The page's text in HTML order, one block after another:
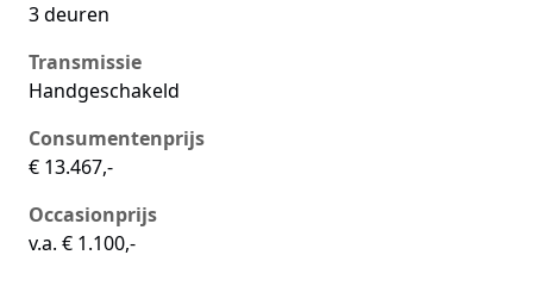
3 deuren
Transmissie
Handgeschakeld
Consumentenprijs
€ 13.467,-
Occasionprijs
v.a. € 1.100,-